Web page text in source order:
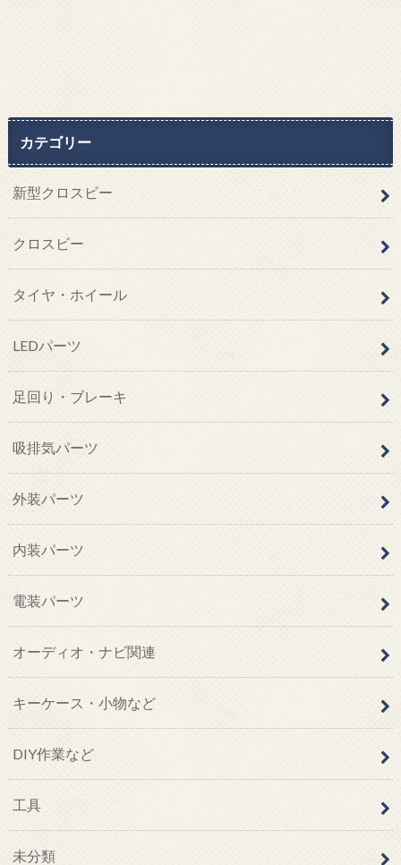
カテゴリー
新型クロスビー
クロスビー
タイヤ・ホイール
LEDパーツ
足回り・ブレーキ
吸排気パーツ
外装パーツ
内装パーツ
電装パーツ
オーディオ・ナビ関連
キーケース・小物など
DIY作業など
工具
未分類